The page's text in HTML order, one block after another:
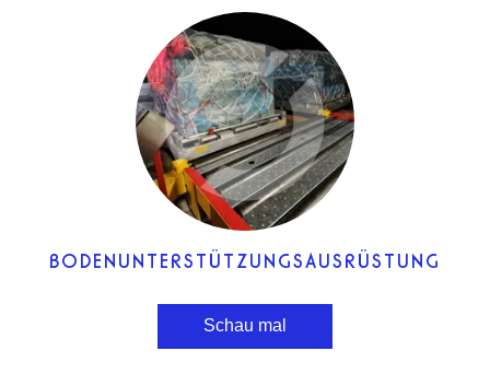
BODENUNTERSTÜTZUNGSAUSRÜSTUNG
Schau mal